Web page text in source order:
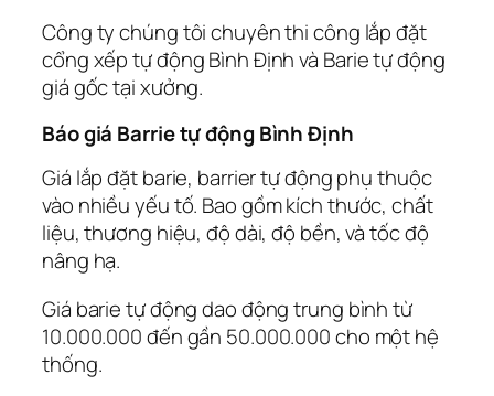
Công ty chúng tôi chuyên thi công lắp đặt
cổng xếp tự động Bình Định và Barie tự động
giá gốc tại xưởng.
Báo giá Barrie tự động Bình Định
Giá lắp đặt barie, barrier tự động phụ thuộc
vào nhiều yếu tố. Bao gồm kích thước, chất
liệu, thương hiệu, độ dài, độ bền, và tốc độ
nâng hạ.
Giá barie tự động dao động trung bình từ
10.000.000 đến gần 50.000.000 cho một hệ
thống.